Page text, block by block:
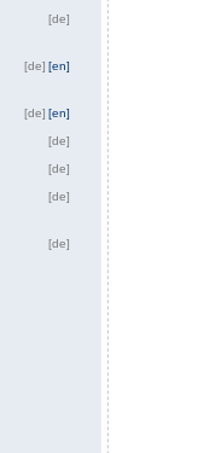
[de]
[en]
[de]
[en]
[de]
[de]
[de]
[de]
[de]